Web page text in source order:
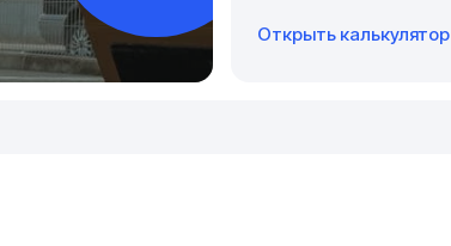
Открыть калькулятор